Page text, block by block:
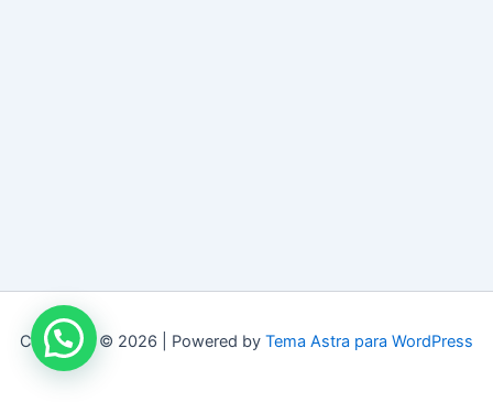
Copyright © 2026 | Powered by Tema Astra para WordPress